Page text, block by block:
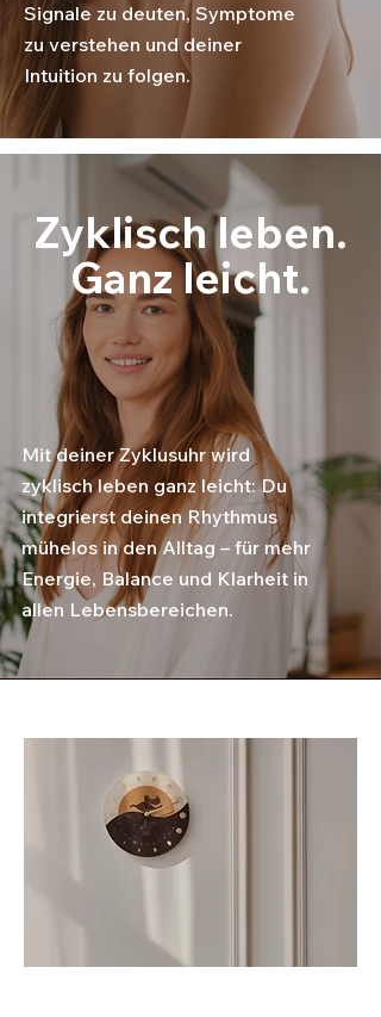
Signale zu deuten, Symptome
zu verstehen und deiner
Intuition zu folgen.
Zyklisch leben.
Ganz leicht.
Mit deiner Zyklusuhr wird
zyklisch leben ganz leicht: Du
integrierst deinen Rhythmus
mühelos in den Alltag – für mehr
Energie, Balance und Klarheit in
allen Lebensbereichen.
Der Drei-
Klang